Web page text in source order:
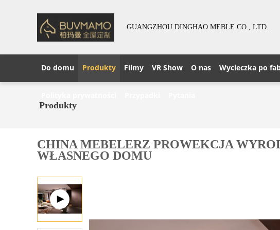
GUANGZHOU DINGHAO MEBLE CO., LTD.
Do domu Produkty Filmy VR Show O nas Wycieczka po
Produkty
CHINA MEBELERZ PROWEKCJA
WŁASNEGO DOMU